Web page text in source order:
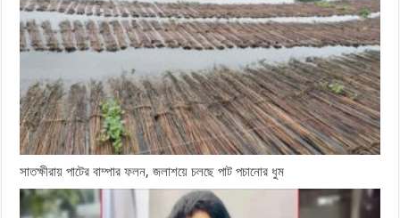
সাতক্ষীরায় পাটের বাম্পার ফলন, জলাশয়ে চলছে পাট পচানোর ধুম